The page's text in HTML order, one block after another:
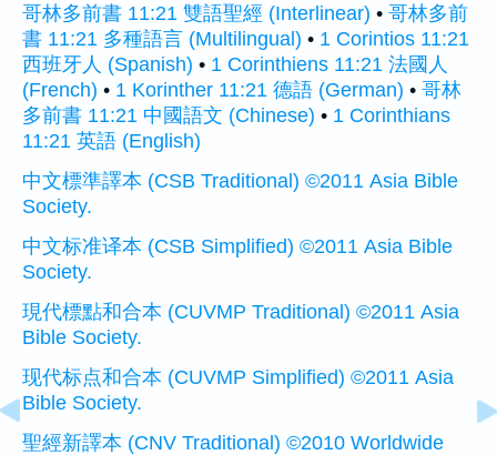
哥林多前書 11:21 雙語聖經 (Interlinear) • 哥林多前
書 11:21 多種語言 (Multilingual) • 1 Corintios 11:21
西班牙人 (Spanish) • 1 Corinthiens 11:21 法國人
(French) • 1 Korinther 11:21 德語 (German) • 哥林
多前書 11:21 中國語文 (Chinese) • 1 Corinthians
11:21 英語 (English)
中文標準譯本 (CSB Traditional) ©2011 Asia Bible
Society.
中文标准译本 (CSB Simplified) ©2011 Asia Bible
Society.
現代標點和合本 (CUVMP Traditional) ©2011 Asia
Bible Society.
现代标点和合本 (CUVMP Simplified) ©2011 Asia
Bible Society.
聖經新譯本 (CNV Traditional) ©2010 Worldwide